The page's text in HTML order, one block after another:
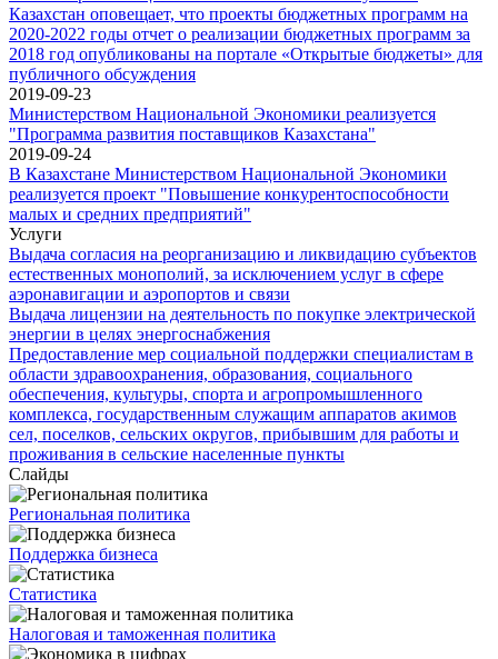
Казахстан оповещает, что проекты бюджетных программ на
2020-2022 годы отчет о реализации бюджетных программ за
2018 год опубликованы на портале «Открытые бюджеты» для
публичного обсуждения
2019-09-23
Министерством Национальной Экономики реализуется
"Программа развития поставщиков Казахстана"
2019-09-24
В Казахстане Министерством Национальной Экономики
реализуется проект "Повышение конкурентоспособности
малых и средних предприятий"
Услуги
Выдача согласия на реорганизацию и ликвидацию субъектов
естественных монополий, за исключением услуг в сфере
аэронавигации и аэропортов и связи
Выдача лицензии на деятельность по покупке электрической
энергии в целях энергоснабжения
Предоставление мер социальной поддержки специалистам в
области здравоохранения, образования, социального
обеспечения, культуры, спорта и агропромышленного
комплекса, государственным служащим аппаратов акимов
сел, поселков, сельских округов, прибывшим для работы и
проживания в сельские населенные пункты
Слайды
Региональная политика
Поддержка бизнеса
Статистика
Налоговая и таможенная политика